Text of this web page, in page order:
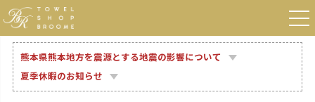
熊本県熊本地方を震源とする地震の影響について
夏季休暇のお知らせ